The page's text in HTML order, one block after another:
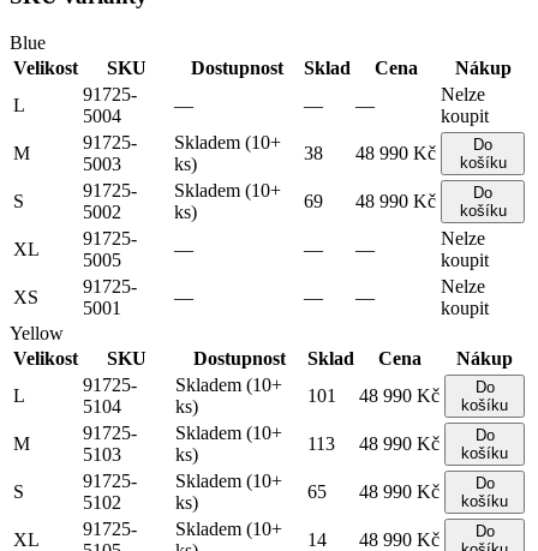
Blue
Velikost
SKU Dostupnost Sklad Cena
Nákup
L
91725-
5004
— — —
Nelze
koupit
M
91725-
5003
Skladem (10+
ks)
38 48 990 Kč
Do
košíku
S
91725-
5002
Skladem (10+
ks)
69 48 990 Kč
Do
košíku
XL
91725-
5005
— — —
Nelze
koupit
XS
91725-
5001
— — —
Nelze
koupit
Yellow
Velikost
SKU Dostupnost Sklad Cena
Nákup
L
91725-
5104
Skladem (10+
ks)
101 48 990 Kč
Do
košíku
M
91725-
5103
Skladem (10+
ks)
113 48 990 Kč
Do
košíku
S
91725-
5102
Skladem (10+
ks)
65 48 990 Kč
Do
košíku
XL
91725-
Skladem (10+
14 48 990 Kč
Do